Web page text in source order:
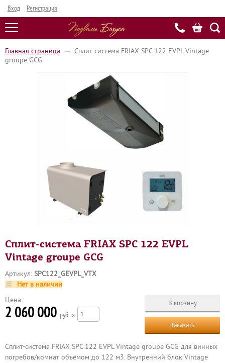
Вход Регистрация
Главная страница → Сплит-система FRIAX SPC 122 EVPL Vintage
groupe GCG
Сплит-система FRIAX SPC 122 EVPL
Vintage groupe GCG
Артикул: SPC122_GEVPL_VTX
Нет в наличии
Цена:
2 060 000 р
×
Заказать
Сплит-система FRIAX SPC 122 EVPL Vintage groupe GCG для винных
погребов/комнат объёмом до 122 м3. Внутренний блок Vintage